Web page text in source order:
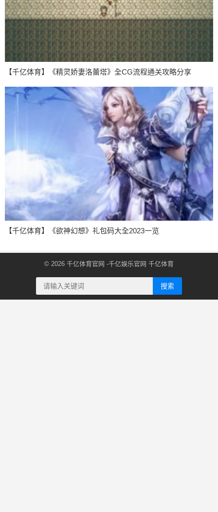
【千亿体育】《精灵娇妻洛蕾塔》全CG流程通关攻略分享
【千亿体育】《欲神幻想》礼包码大全2023一览
© 2026 千亿体育官网 -千亿娱乐官网 千亿体育
搜索